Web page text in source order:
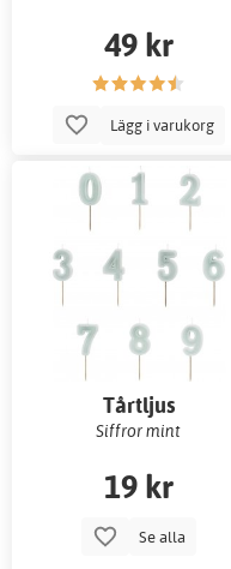
49 kr
Lägg i varukorg
Tårtljus
Siffror mint
19 kr
Se alla